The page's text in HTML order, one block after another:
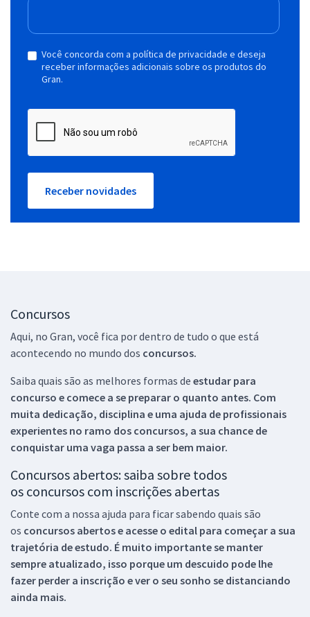
Você concorda com a política de privacidade e deseja
receber informações adicionais sobre os produtos do
Gran.
Receber novidades
Concursos
Aqui, no Gran, você fica por dentro de tudo o que está
acontecendo no mundo dos concursos.
Saiba quais são as melhores formas de estudar para
concurso e comece a se preparar o quanto antes. Com
muita dedicação, disciplina e uma ajuda de profissionais
experientes no ramo dos concursos, a sua chance de
conquistar uma vaga passa a ser bem maior.
Concursos abertos: saiba sobre todos
os concursos com inscrições abertas
Conte com a nossa ajuda para ficar sabendo quais são
os concursos abertos e acesse o edital para começar a sua
trajetória de estudo. É muito importante se manter
sempre atualizado, isso porque um descuido pode lhe
fazer perder a inscrição e ver o seu sonho se distanciando
ainda mais.